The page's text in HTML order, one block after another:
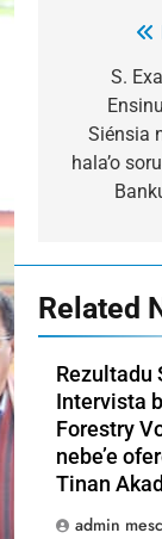
S.
Siénsia
hala’o
Related
Rezultadu
Intervista
Forestry
nebe’e
Tinan
admin